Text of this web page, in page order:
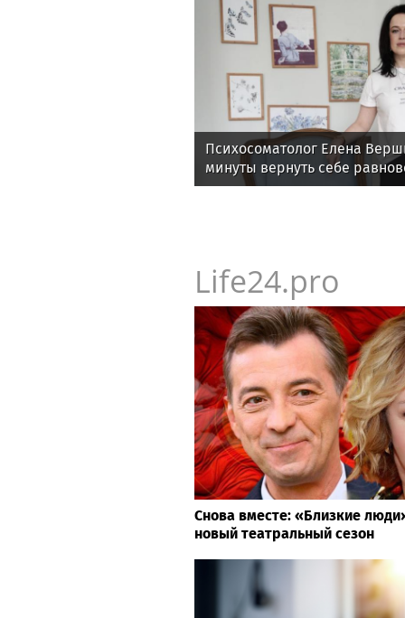
Психосоматолог Елена
минуты вернуть себе
Life24.pro
Снова вместе: «Близкие
новый театральный сезон